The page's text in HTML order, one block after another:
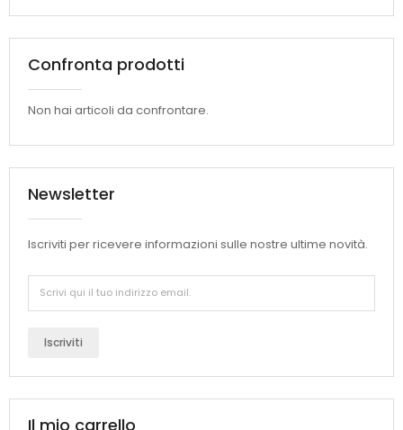
Confronta prodotti
Non hai articoli da confrontare.
Newsletter
Iscriviti per ricevere informazioni sulle nostre ultime novità.
Iscriviti
Il mio carrello